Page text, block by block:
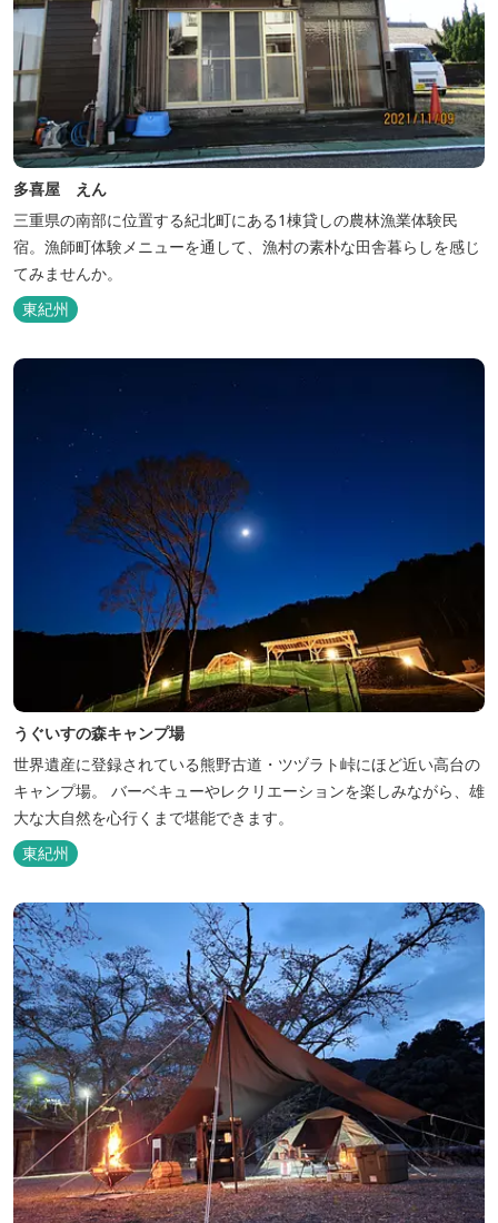
多喜屋 えん
三重県の南部に位置する紀北町にある1棟貸しの農林漁業体験民
宿。漁師町体験メニューを通して、漁村の素朴な田舎暮らしを感じ
てみませんか。
東紀州
うぐいすの森キャンプ場
世界遺産に登録されている熊野古道・ツヅラト峠にほど近い高台の
キャンプ場。 バーベキューやレクリエーションを楽しみながら、雄
大な大自然を心行くまで堪能できます。
東紀州